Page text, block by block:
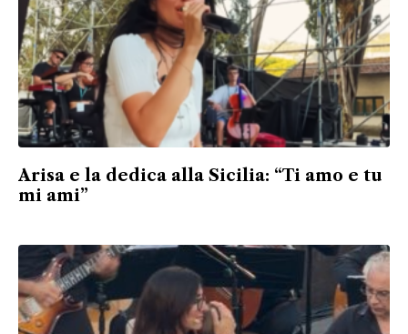
Arisa e la dedica alla Sicilia: “Ti amo e tu
mi ami”